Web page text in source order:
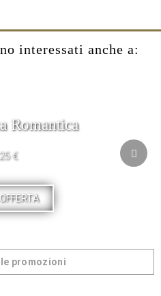
interessati anche a:
Romantica
25 €
promozioni